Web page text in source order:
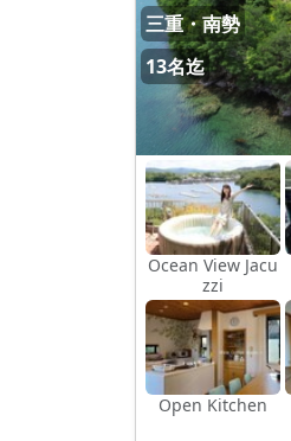
三重・南勢
13名迄
Ocean View Jacu
zzi
Open Kitchen